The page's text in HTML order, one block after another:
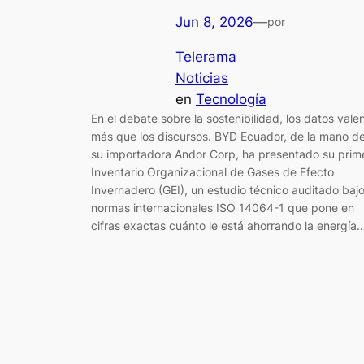
Jun 8, 2026—por
Telerama
Noticias
en Tecnología
En el debate sobre la sostenibilidad, los datos valen
más que los discursos. BYD Ecuador, de la mano
su importadora Andor Corp, ha presentado su
Inventario Organizacional de Gases de Efecto
Invernadero (GEI), un estudio técnico auditado bajo
normas internacionales ISO 14064-1 que pone en
cifras exactas cuánto le está ahorrando la